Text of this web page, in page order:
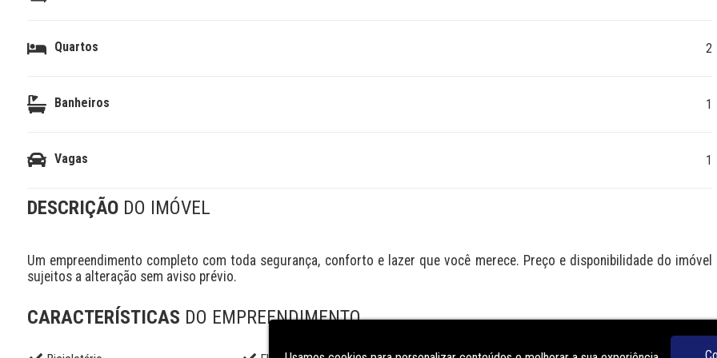
Quartos 2
Banheiros 1
Vagas 1
DESCRIÇÃO DO IMÓVEL
Um empreendimento completo com toda segurança, conforto e lazer que você merece. Preço e disponibilidade do imóvel
sujeitos a alteração sem aviso prévio.
CARACTERÍSTICAS DO EMPREENDIMENTO